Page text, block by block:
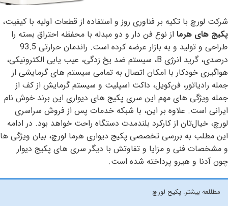
شرکت لورچ با تکیه بر فناوری روز و استفاده از قطعات اولیه با کیفیت،
پکیج های هرما از نوع فن دار و دو مبدله با محفظه احتراق بسته را
طراحی و تولید و به بازار عرضه کرده است. راندمان حرارتی 93.5
درصدی، گرید انرژی B، سیستم ضد یخ زدگی، عیب یابی الکترونیکی،
هواگیری خودکار با امکان اتصال به تمامی سیستم های گرمایشی از
جمله رادیاتور، فن‌کویل، داکت اسپلیت و سیستم گرمایش از کف از
جمله ویژگی های مهم این سری پکیج های دیواری این برند خوش نام
ایرانی است. علاوه بر این، با شبکه خدمات پس از فروش سراسری
لورچ، خیال‌تان از کارکرد بلندمدت دستگاه راحت خواهد بود. در ادامه
این مطلب به بررسی تخصصی پکیج دیواری هرما لورچ، بیان ویژگی ها
و مشخصات فنی و مزایا و تفاوتش با دیگر سری های پکیج دیوار
چون آدنا و هیرو پرداخته شده است.
مطللعه بیشتر: پکیج لورچ